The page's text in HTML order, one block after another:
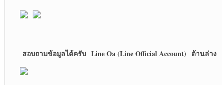
สอบถามข้อมูลได้ครับ Line Oa (Line Official Account) ด้านล่าง